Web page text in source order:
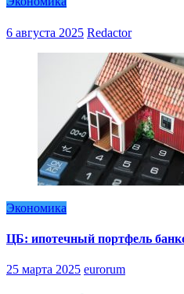
6 августа 2025 Redactor
Экономика
ЦБ: ипотечный портфель
25 марта 2025 eurorum